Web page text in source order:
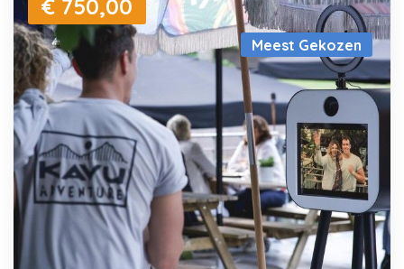
Meest Gekozen
€ 750,00